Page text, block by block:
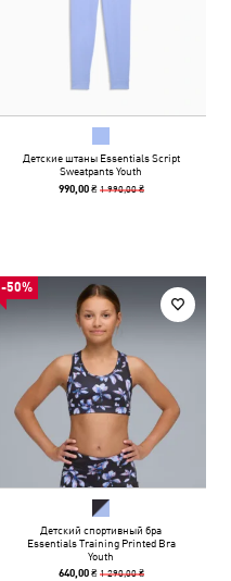
Детские штаны Essentials Script
Sweatpants Youth
990,00 ₴ 1 990,00 ₴
-50%
Детский спортивный бра
Essentials Training Printed Bra
Youth
640,00 ₴ 1 290,00 ₴